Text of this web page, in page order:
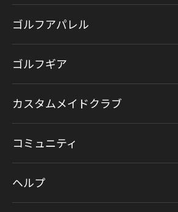
ゴルフアパレル
ゴルフギア
カスタムメイドクラブ
コミュニティ
ヘルプ